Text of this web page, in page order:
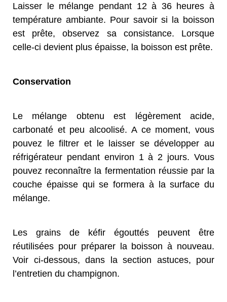
Laisser le mélange pendant 12 à 36 heures à
température ambiante. Pour savoir si la boisson
est prête, observez sa consistance. Lorsque
celle-ci devient plus épaisse, la boisson est prête.
Conservation
Le mélange obtenu est légèrement acide,
carbonaté et peu alcoolisé. A ce moment, vous
pouvez le filtrer et le laisser se développer au
réfrigérateur pendant environ 1 à 2 jours. Vous
pouvez reconnaître la fermentation réussie par la
couche épaisse qui se formera à la surface du
mélange.
Les grains de kéfir égouttés peuvent être
réutilisées pour préparer la boisson à nouveau.
Voir ci-dessous, dans la section astuces, pour
l’entretien du champignon.